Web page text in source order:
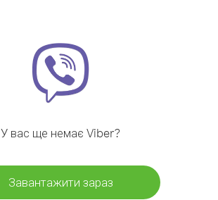
У вас ще немає Viber?
Завантажити зараз